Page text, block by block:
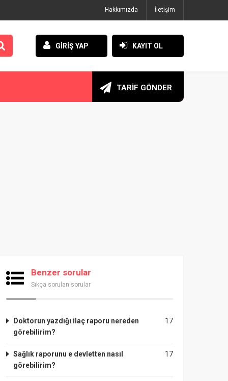
Hakkımızda İletişim
GİRİŞ YAP KAYIT OL
TARİF GÖNDER
Benzer sorular
Sıkça sorulan sorular
17
Doktorun yazdığı ilaç raporu nereden
görebilirim?
17
Sağlık raporunu e devletten nasıl
görebilirim?